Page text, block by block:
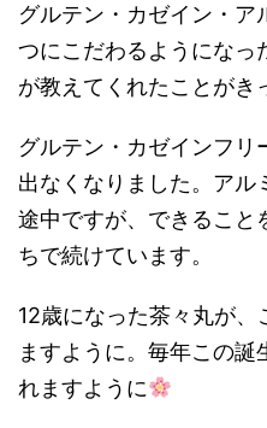
グルテン・カゼイン・
つにこだわるようになっ
が教えてくれたことがき
グルテン・カゼインフ
出なくなりました。アル
途中ですが、できること
ちで続けています。
12歳になった茶々丸が
ますように。毎年この
れますように